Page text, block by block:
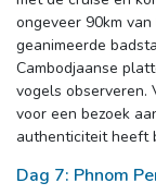
ongeveer 90km
geanimeerde
Cambodjaanse
vogels observeren.
voor een bezoek
authenticiteit heeft
Dag 7: Phnom